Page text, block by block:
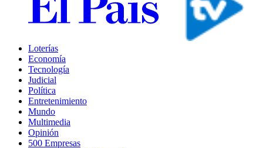
Loterías
Economía
Tecnología
Judicial
Política
Entretenimiento
Mundo
Multimedia
Opinión
500 Empresas